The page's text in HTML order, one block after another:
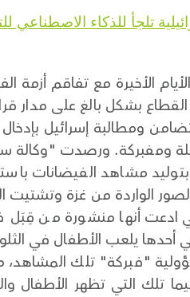
تلجأ للذكاء الاصطناعي
الأخيرة مع تفاقم
بشكل بالغ على مدار
ومطالبة إسرائيل
ومفبركة. ورصدت
بتوليد مشاهد
الواردة من غزة وتشتيت
ادعت أنها منشورة من
أحدها يلعب الأطفال في
"فبركة" تلك
تلك التي تظهر الأطفال